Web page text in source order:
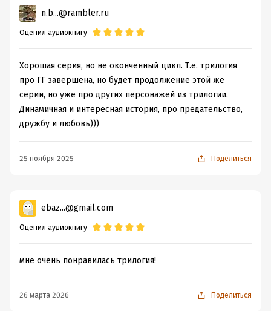
n.b...@rambler.ru
Оценил аудиокнигу
Хорошая серия, но не оконченный цикл. Т.е. трилогия
про ГГ завершена, но будет продолжение этой же
серии, но уже про других персонажей из трилогии.
Динамичная и интересная история, про предательство,
дружбу и любовь)))
25 ноября 2025 Поделиться
ebaz...@gmail.com
Оценил аудиокнигу
мне очень понравилась трилогия!
26 марта 2026 Поделиться